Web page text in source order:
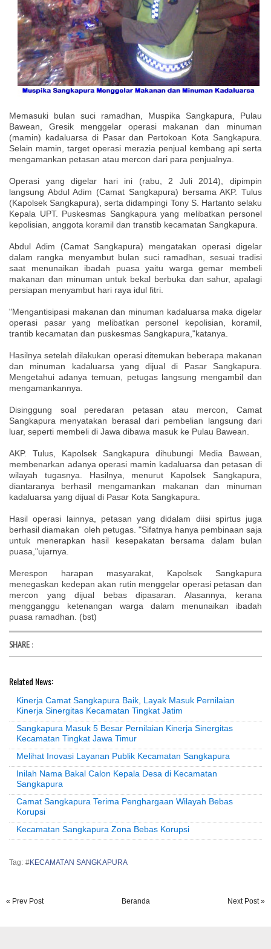
Memasuki bulan suci ramadhan, Muspika Sangkapura, Pulau
Bawean, Gresik menggelar operasi makanan dan minuman
(mamin) kadaluarsa di Pasar dan Pertokoan Kota Sangkapura.
Selain mamin, target operasi merazia penjual kembang api serta
mengamankan petasan atau mercon dari para penjualnya.
Operasi yang digelar hari ini (rabu, 2 Juli 2014), dipimpin
langsung Abdul Adim (Camat Sangkapura) bersama AKP. Tulus
(Kapolsek Sangkapura), serta didampingi Tony S. Hartanto selaku
Kepala UPT. Puskesmas Sangkapura yang melibatkan personel
kepolisian, anggota koramil dan transtib kecamatan Sangkapura.
Abdul Adim (Camat Sangkapura) mengatakan operasi digelar
dalam rangka menyambut bulan suci ramadhan, sesuai tradisi
saat menunaikan ibadah puasa yaitu warga gemar membeli
makanan dan minuman untuk bekal berbuka dan sahur, apalagi
persiapan menyambut hari raya idul fitri.
"Mengantisipasi makanan dan minuman kadaluarsa maka digelar
operasi pasar yang melibatkan personel kepolisian, koramil,
trantib kecamatan dan puskesmas Sangkapura,"katanya.
Hasilnya setelah dilakukan operasi ditemukan beberapa makanan
dan minuman kadaluarsa yang dijual di Pasar Sangkapura.
Mengetahui adanya temuan, petugas langsung mengambil dan
mengamankannya.
Disinggung soal peredaran petasan atau mercon, Camat
Sangkapura menyatakan berasal dari pembelian langsung dari
luar, seperti membeli di Jawa dibawa masuk ke Pulau Bawean.
AKP. Tulus, Kapolsek Sangkapura dihubungi Media Bawean,
membenarkan adanya operasi mamin kadaluarsa dan petasan di
wilayah tugasnya. Hasilnya, menurut Kapolsek Sangkapura,
diantaranya berhasil mengamankan makanan dan minuman
kadaluarsa yang dijual di Pasar Kota Sangkapura.
Hasil operasi lainnya , petasan yang didalam diisi spirtus juga
berhasil diamakan oleh petugas. "Sifatnya hanya pembinaan saja
untuk menerapkan hasil kesepakatan bersama dalam bulan
puasa,"ujarnya.
Merespon harapan masyarakat, Kapolsek Sangkapura
menegaskan kedepan akan rutin menggelar operasi petasan dan
mercon yang dijual bebas dipasaran. Alasannya, kerana
mengganggu ketenangan warga dalam menunaikan ibadah
puasa ramadhan. (bst)
SHARE :
Related News:
Kinerja Camat Sangkapura Baik, Layak Masuk Pernilaian
Kinerja Sinergitas Kecamatan Tingkat Jatim
Sangkapura Masuk 5 Besar Pernilaian Kinerja Sinergitas
Kecamatan Tingkat Jawa Timur
Melihat Inovasi Layanan Publik Kecamatan Sangkapura
Inilah Nama Bakal Calon Kepala Desa di Kecamatan
Sangkapura
Camat Sangkapura Terima Penghargaan Wilayah Bebas
Korupsi
Kecamatan Sangkapura Zona Bebas Korupsi
Tag: #KECAMATAN SANGKAPURA
« Prev Post Next Post »
Beranda